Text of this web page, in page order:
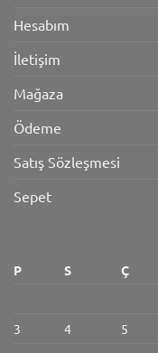
Hesabım
İletişim
Mağaza
Ödeme
Satış Sözleşmesi
Sepet
P S Ç
3
4 5